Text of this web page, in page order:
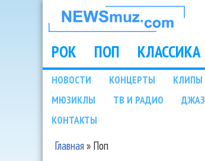
НОВОСТИ
МУЗЫКИ И
ШОУ БИЗНЕСА
NEWSMUZ.COM
Main menu
РОК ПОП КЛАССИКА
Подразделы
НОВОСТИ КОНЦЕРТЫ КЛИПЫ
МЮЗИКЛЫ
ТВ И РАДИО ДЖАЗ
КОНТАКТЫ
Главная» Поп